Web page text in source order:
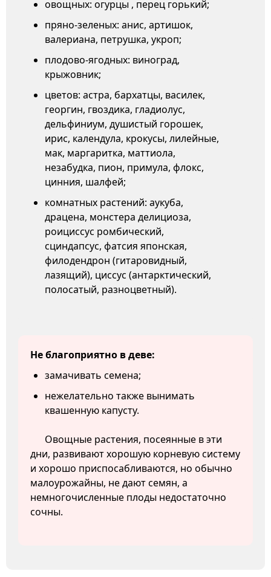
овощных: огурцы , перец горький;
пряно-зеленых: анис, артишок,
валериана, петрушка, укроп;
плодово-ягодных: виноград,
крыжовник;
цветов: астра, бархатцы, василек,
георгин, гвоздика, гладиолус,
дельфиниум, душистый горошек,
ирис, календула, крокусы, лилейные,
мак, маргаритка, маттиола,
незабудка, пион, примула, флокс,
цинния, шалфей;
комнатных растений: аукуба,
драцена, монстера делициоза,
роициссус ромбический,
сциндапсус, фатсия японская,
филодендрон (гитаровидный,
лазящий), циссус (антарктический,
полосатый, разноцветный).
Не благоприятно в деве:
замачивать семена;
нежелательно также вынимать
квашенную капусту.
Овощные растения, посеянные в эти
дни, развивают хорошую корневую систему
и хорошо приспосабливаются, но обычно
малоурожайны, не дают семян, а
немногочисленные плоды недостаточно
сочны.